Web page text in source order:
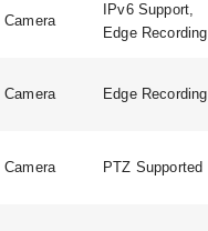
Camera
IPv6 Support,
Edge Recording
Camera Edge Recording
Camera PTZ Supported